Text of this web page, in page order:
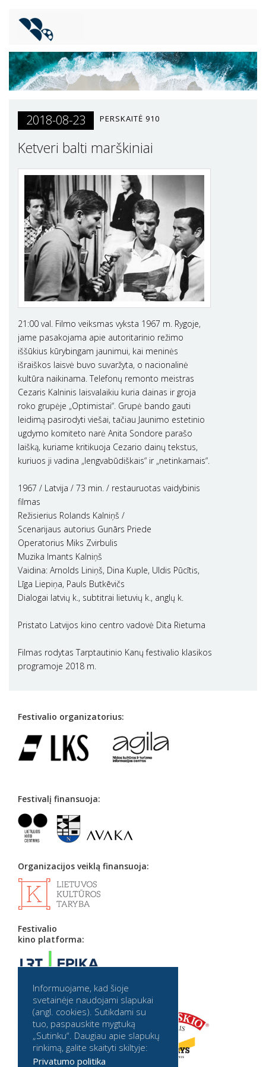
2018-08-23 PERSKAITĖ 910
Ketveri balti marškiniai
21:00 val. Filmo veiksmas vyksta 1967 m. Rygoje,
jame pasakojama apie autoritarinio režimo
iššūkius kūrybingam jaunimui, kai meninės
išraiškos laisvė buvo suvaržyta, o nacionalinė
kultūra naikinama. Telefonų remonto meistras
Cezaris Kalninis laisvalaikiu kuria dainas ir groja
roko grupėje „Optimistai“. Grupė bando gauti
leidimą pasirodyti viešai, tačiau Jaunimo estetinio
ugdymo komiteto narė Anita Sondore parašo
laišką, kuriame kritikuoja Cezario dainų tekstus,
kuriuos ji vadina „lengvabūdiškais“ ir „netinkamais“.
1967 / Latvija / 73 min. / restauruotas vaidybinis
filmas
Režisierius Rolands Kalniņš /
Scenarijaus autorius Gunārs Priede
Operatorius Miks Zvirbulis
Muzika Imants Kalniņš
Vaidina: Arnolds Liniņš, Dina Kuple, Uldis Pūcītis,
Līga Liepiņa, Pauls Butkēvičs
Dialogai latvių k., subtitrai lietuvių k., anglų k.
Pristato Latvijos kino centro vadovė Dita Rietuma
Filmas rodytas Tarptautinio Kanų festivalio klasikos
programoje 2018 m.
Festivalio organizatorius:
Festivalį finansuoja:
Organizacijos veiklą finansuoja:
Festivalio
kino platforma:
Partneriai:
Informuojame, kad šioje
svetainėje naudojami slapukai
(angl. cookies). Sutikdami su
tuo, paspauskite mygtuką
„Sutinku“. Daugiau apie slapukų
rinkimą, galite skaityti skiltyje:
Privatumo politika